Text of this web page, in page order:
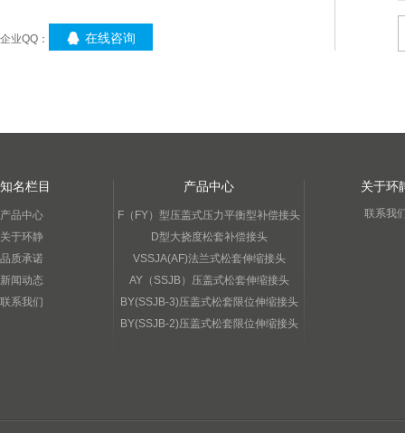
企业QQ： 在线咨询
知名栏目
产品中心
关于环静
品质承诺
新闻动态
联系我们
产品中心
F（FY）型压盖式压力平衡型补偿接头
D型大挠度松套补偿接头
VSSJA(AF)法兰式松套伸缩接头
AY（SSJB）压盖式松套伸缩接头
BY(SSJB-3)压盖式松套限位伸缩接头
BY(SSJB-2)压盖式松套限位伸缩接头
关于环
联系我